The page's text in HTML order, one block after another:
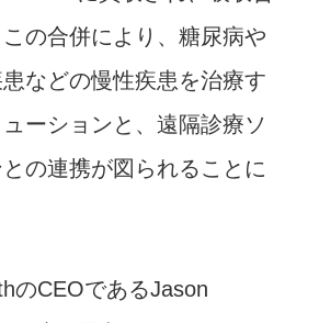
の合併により、糖尿病や
などの慢性疾患を治療す
ーションと、遠隔診療ソ
の連携が図られることに
のCEOであるJason